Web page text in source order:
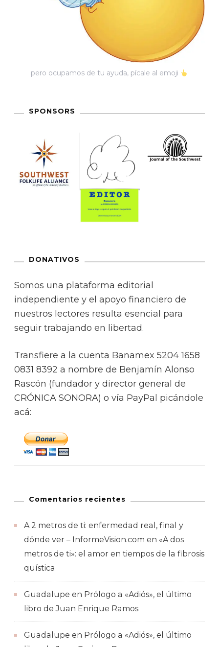
pero ocupamos de tu ayuda, pícale al emoji
SPONSORS
DONATIVOS
Somos una plataforma editorial
independiente y el apoyo financiero de
nuestros lectores resulta esencial para
seguir trabajando en libertad.
Transfiere a la cuenta Banamex 5204 1658
0831 8392 a nombre de Benjamín Alonso
Rascón (fundador y director general de
CRÓNICA SONORA) o vía PayPal picándole
acá:
Comentarios recientes
A 2 metros de ti: enfermedad real, final y
dónde ver – InformeVision.com en «A dos
metros de ti»: el amor en tiempos de la fibrosis
quística
Guadalupe en Prólogo a «Adiós», el último
libro de Juan Enrique Ramos
Guadalupe en Prólogo a «Adiós», el último